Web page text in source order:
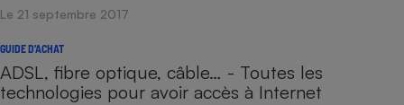
Le 21 septembre 2017
GUIDE D'ACHAT
ADSL, fibre optique, câble… - Toutes les
technologies pour avoir accès à Internet